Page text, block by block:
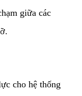
giữa các
cho hệ thống